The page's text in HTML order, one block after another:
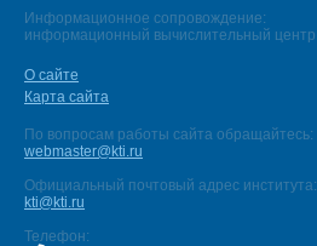
Информационное сопровождение:
информационный вычислительный центр
О сайте
Карта сайта
По вопросам работы сайта обращайтесь:
webmaster@kti.ru
Официальный почтовый адрес института:
kti@kti.ru
Телефон: